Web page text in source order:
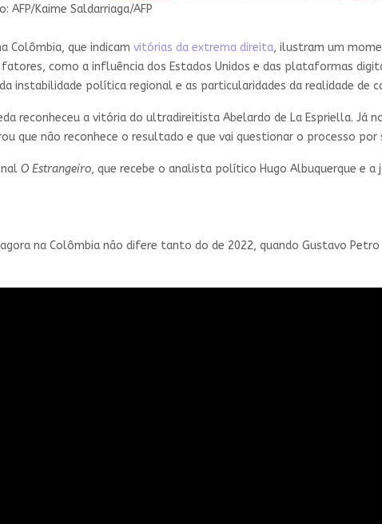
AFP/Kaime Saldarriaga/AFP
Colômbia, que indicam vitórias da extrema direita, ilustram um
como a influência dos Estados Unidos e das plataformas
instabilidade política regional e as particularidades da realidade de
reconheceu a vitória do ultradireitista Abelardo de La Espriella. Já
que não reconhece o resultado e que vai questionar o processo
O Estrangeiro, que recebe o analista político Hugo Albuquerque e a
na Colômbia não difere tanto do de 2022, quando Gustavo